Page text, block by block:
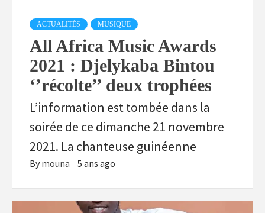
ACTUALITÉS MUSIQUE
All Africa Music Awards
2021 : Djelykaba Bintou
‘’récolte’’ deux trophées
L’information est tombée dans la
soirée de ce dimanche 21 novembre
2021. La chanteuse guinéenne
By mouna 5 ans ago